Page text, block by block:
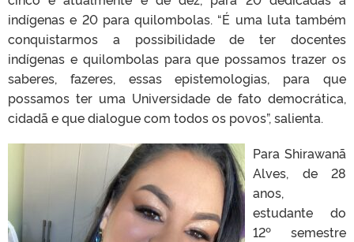
indígenas e 20 para quilombolas. “É uma luta também
conquistarmos a possibilidade de ter docentes
indígenas e quilombolas para que possamos trazer os
saberes, fazeres, essas epistemologias, para que
possamos ter uma Universidade de fato democrática,
cidadã e que dialogue com todos os povos”, salienta.
Para Shirawanã
Alves, de 28
anos,
estudante do
12º semestre